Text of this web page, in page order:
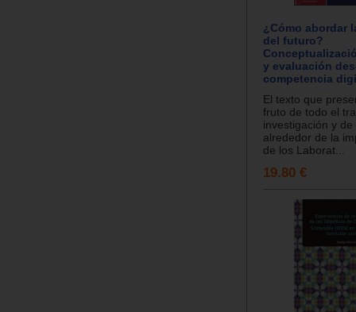
¿Cómo abordar
del futuro?
y evaluación
competencia
El texto que
fruto de todo el
investigación y
alrededor de la
de los Laborat...
19.80 €